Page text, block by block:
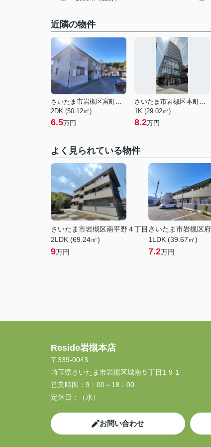
近隣の物件
さいたま市岩槻区宮町２丁目
2DK (50.12㎡)
6.5万円
さいたま市岩槻区本町１丁目
1K (29.02㎡)
8.2万円
よく見られている物件
さいたま市岩槻区南平野４丁目
2LDK (69.24㎡)
9万円
さいたま市岩槻区
1LDK (39.67㎡)
7.2万円
Reside岩槻本店
〒339-0043
埼玉県さいたま市岩槻区城南５丁目1-9-1
営業時間： 9：00～18：00
定休日：
（水）
お問い合わせ